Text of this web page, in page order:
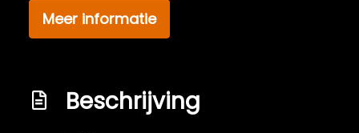
Keyless start
Passagiersairbag
Zij airbag(s) voor
Zij airbag(s) voor
Meer informatie
Beschrijving